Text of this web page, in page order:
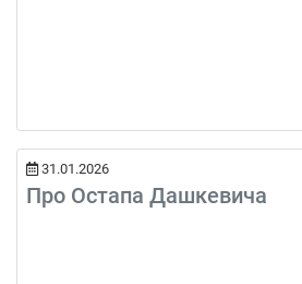
31.01.2026
Про Остапа Дашкевича